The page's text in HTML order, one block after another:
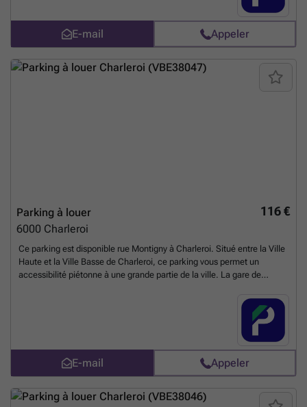
borne en vigueur Vous pouvez réserver directement votre parking sur
le lien suivant : ###En savoir plus ?
E-mail Appeler
116 €
Parking à louer
6000 Charleroi
Ce parking est disponible rue Montigny à Charleroi. Situé entre la Ville
Haute et la Ville Basse de Charleroi, ce parking vous permet un
accessibilité piétonne à une grande partie de la ville. La gare de
pas pas à vous renseigner sur ce parking et à réserver votre place sur
notre site si celui-ci vous convient. Vous pouvez réserver directement
votre parking sur le lien suivant : ### %20-%20charleroi/rue-de-
utm_source=ubiflow&utm_medium=referral&utm_campaign=parking
_listing&utm_content=be
E-mail Appeler